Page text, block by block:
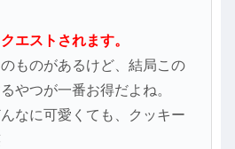
エストされます。
ものがあるけど、結局この
やつが一番お得だよね。
なに可愛くても、クッキー